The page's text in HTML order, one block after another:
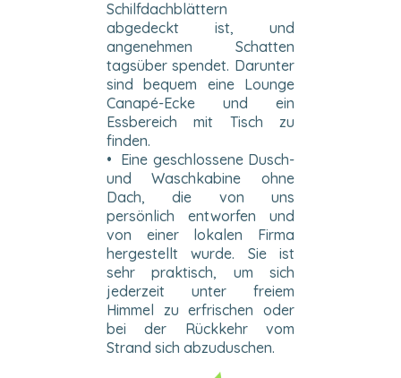
Schilfdachblättern
abgedeckt ist, und
angenehmen Schatten
tagsüber spendet. Darunter
sind bequem eine Lounge
Canapé-Ecke und ein
Essbereich mit Tisch zu
finden.
• Eine geschlossene Dusch-
und Waschkabine ohne
Dach, die von uns
persönlich entworfen und
von einer lokalen Firma
hergestellt wurde. Sie ist
sehr praktisch, um sich
jederzeit unter freiem
Himmel zu erfrischen oder
bei der Rückkehr vom
Strand sich abzuduschen.